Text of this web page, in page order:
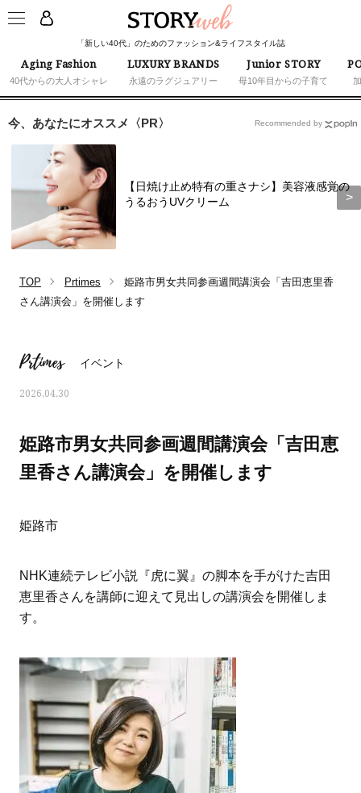
「新しい40代」のためのファッション&ライフスタイル誌
Aging Fashion
40代からの大人オシャレ
LUXURY BRANDS
永遠のラグジュアリー
Junior STORY
母10年目からの子育て
今、あなたにオススメ〈PR〉
【日焼け止め特有の重さナシ】美容液感覚の
うるおうUVクリーム
Recommended by
TOP Prtimes
姫路市男女共同参画週間講演会「吉田恵里香
さん講演会」を開催します
Prtimes イベント
2026.04.30
姫路市男女共同参画週間講演会「吉田恵
里香さん講演会」を開催します
姫路市
NHK連続テレビ小説『虎に翼』の脚本を手がけた吉田
恵里香さんを講師に迎えて見出しの講演会を開催しま
す。